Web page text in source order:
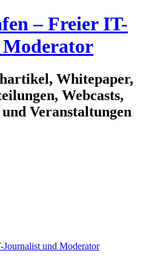
– Freier IT-
Whitepaper,
Webcasts,
Veranstaltungen